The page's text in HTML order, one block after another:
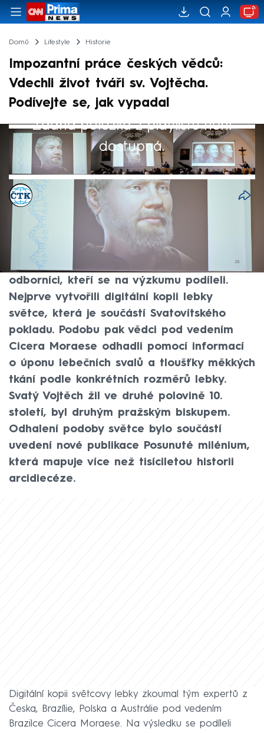
Domů Lifestyle Historie
Impozantní práce českých vědců:
Vdechli život tváři sv. Vojtěcha.
Podívejte se, jak vypadal
Žádná položka z playlistu není
dostupná.
ČTK
26. dub 2024, 18:18
Pravděpodobnou podobu patrona
pražského arcibiskupství svatého Vojtěcha v
pátek odhalili zástupci arcibiskupství a
odborníci, kteří se na výzkumu podíleli.
Nejprve vytvořili digitální kopii lebky
světce, která je součástí Svatovítského
pokladu. Podobu pak vědci pod vedením
Cicera Moraese odhadli pomocí informací
o úponu lebečních svalů a tloušťky měkkých
tkání podle konkrétních rozměrů lebky.
Svatý Vojtěch žil ve druhé polovině 10.
století, byl druhým pražským biskupem.
Odhalení podoby světce bylo součástí
uvedení nové publikace Posunuté milénium,
která mapuje více než tisíciletou historii
arcidiecéze.
Digitální kopii světcovy lebky zkoumal tým expertů z
Česka, Brazílie, Polska a Austrálie pod vedením
Brazilce Cicera Moraese. Na výsledku se podíleli